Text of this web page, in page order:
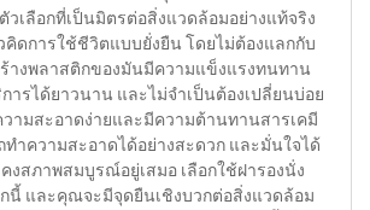
วเลือกที่เป็นมิตรต่อสิ่งแวดล้อมอย่างแท้จริง
ดการใช้ชีวิตแบบยั่งยืน โดยไม่ต้องแลกกับ
างพลาสติกของมันมีความแข็งแรงทนทาน
ารได้ยาวนาน และไม่จำเป็นต้องเปลี่ยนบ่อย
วามสะอาดง่ายและมีความต้านทานสารเคมี
ำความสะอาดได้อย่างสะดวก และมั่นใจได้
งสภาพสมบูรณ์อยู่เสมอ เลือกใช้ฝารองนั่ง
นี้ และคุณจะมีจุดยืนเชิงบวกต่อสิ่งแวดล้อม